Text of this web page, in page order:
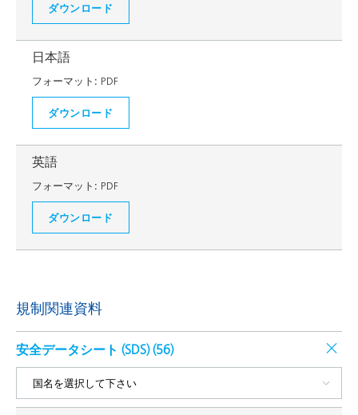
ダウンロード
日本語
フォーマット: PDF
ダウンロード
英語
フォーマット: PDF
ダウンロード
規制関連資料
安全データシート (SDS) (56)